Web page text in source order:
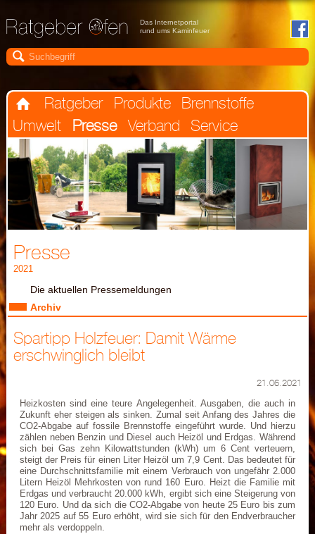
Das Internetportal
rund ums Kaminfeuer

 Ratgeber Produkte
Brennstoffe
Umwelt
Presse Verband Service
Presse
2021
Die aktuellen Pressemeldungen
Archiv
Spartipp Holzfeuer: Damit Wärme
erschwinglich bleibt
21.06.2021
Heizkosten sind eine teure Angelegenheit. Ausgaben, die auch in
Zukunft eher steigen als sinken. Zumal seit Anfang des Jahres die
CO2-Abgabe auf fossile Brennstoffe eingeführt wurde. Und hierzu
zählen neben Benzin und Diesel auch Heizöl und Erdgas. Während
sich bei Gas zehn Kilowattstunden (kWh) um 6 Cent verteuern,
steigt der Preis für einen Liter Heizöl um 7,9 Cent. Das bedeutet für
eine Durchschnittsfamilie mit einem Verbrauch von ungefähr 2.000
Litern Heizöl Mehrkosten von rund 160 Euro. Heizt die Familie mit
Erdgas und verbraucht 20.000 kWh, ergibt sich eine Steigerung von
120 Euro. Und da sich die CO2-Abgabe von heute 25 Euro bis zum
Jahr 2025 auf 55 Euro erhöht, wird sie sich für den Endverbraucher
mehr als verdoppeln.